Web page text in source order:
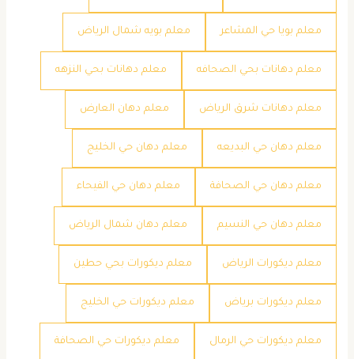
معلم بويا حي المشاعر معلم بويه شمال الرياض
معلم دهانات بحي الصحافه معلم دهانات بحي النزهه
معلم دهانات شرق الرياض معلم دهان العارض
معلم دهان حي البديعه معلم دهان حي الخليج
معلم دهان حي الصحافة معلم دهان حي الفيحاء
معلم دهان حي النسيم معلم دهان شمال الرياض
معلم ديكورات الرياض معلم ديكورات بحي حطين
معلم ديكورات برياض معلم ديكورات حي الخليج
معلم ديكورات حي الرمال معلم ديكورات حي الصحافة